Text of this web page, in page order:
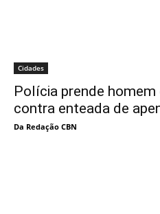
Cidades
Polícia prende
contra enteada de
Da Redação CBN